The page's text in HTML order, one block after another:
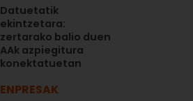
Datuetatik
ekintzetara:
zertarako balio duen
AAk azpiegitura
konektatuetan
ENPRESAK